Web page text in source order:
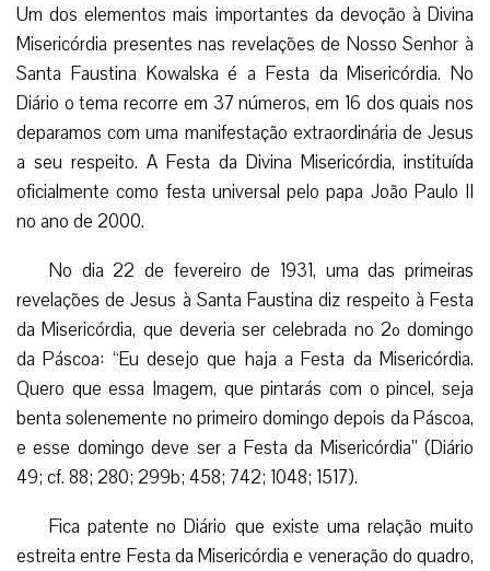
Um dos elementos mais importantes da devoção à Divina
Misericórdia presentes nas revelações de Nosso Senhor à
Santa Faustina Kowalska é a Festa da Misericórdia. No
Diário o tema recorre em 37 números, em 16 dos quais nos
deparamos com uma manifestação extraordinária de Jesus
a seu respeito. A Festa da Divina Misericórdia, instituída
oficialmente como festa universal pelo papa João Paulo II
no ano de 2000.
No dia 22 de fevereiro de 1931, uma das primeiras
revelações de Jesus à Santa Faustina diz respeito à Festa
da Misericórdia, que deveria ser celebrada no 2º domingo
da Páscoa: “Eu desejo que haja a Festa da Misericórdia.
Quero que essa Imagem, que pintarás com o pincel, seja
benta solenemente no primeiro domingo depois da Páscoa,
e esse domingo deve ser a Festa da Misericórdia” (Diário
49; cf. 88; 280; 299b; 458; 742; 1048; 1517).
Fica patente no Diário que existe uma relação muito
estreita entre Festa da Misericórdia e veneração do quadro,